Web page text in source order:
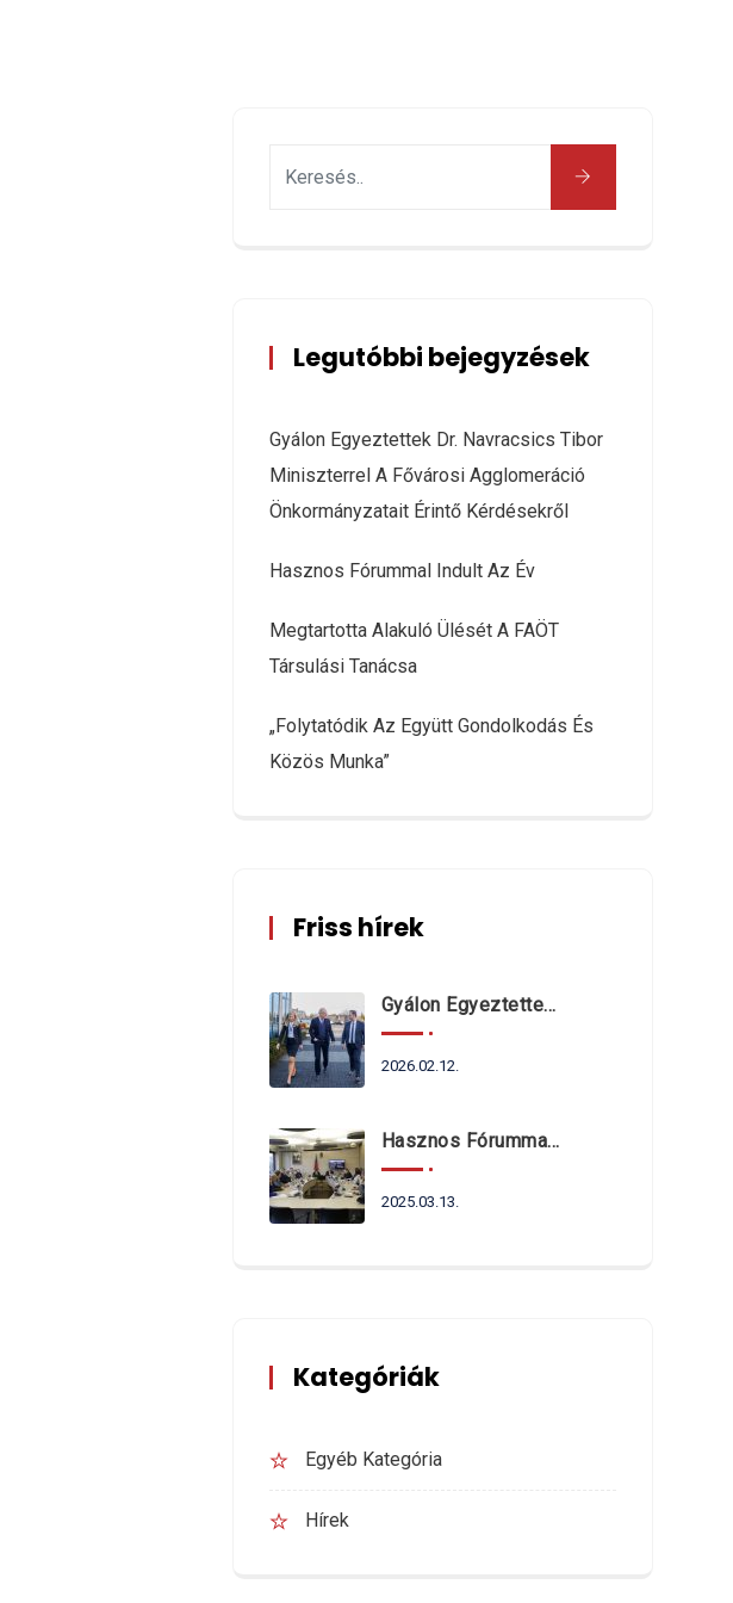
Legutóbbi bejegyzések
Gyálon Egyeztettek Dr. Navracsics Tibor
Miniszterrel A Fővárosi Agglomeráció
Önkormányzatait Érintő Kérdésekről
Hasznos Fórummal Indult Az Év
Megtartotta Alakuló Ülését A FAÖT
Társulási Tanácsa
„Folytatódik Az Együtt Gondolkodás És
Közös Munka”
Friss hírek
Gyálon Egyeztettek Dr. Navracsics Tibor Miniszterrel A Fővárosi Agglomeráció Önkormányzatait Érintő Kérdésekről
2026.02.12.
Hasznos Fórummal Indult Az Év
2025.03.13.
Kategóriák
Egyéb Kategória
Hírek